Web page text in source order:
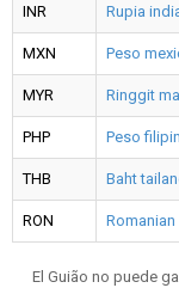
INR Rupia
MXN Peso
MYR Ringgit
PHP Peso
THB Baht
RON Romanian
El Guião no puede